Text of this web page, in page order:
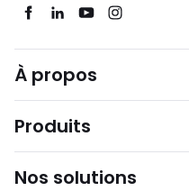
À propos
Produits
Nos solutions